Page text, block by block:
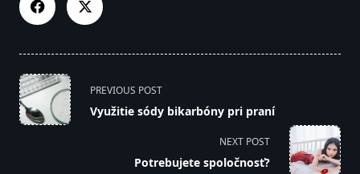
<span
class="nav-
subtitle
PREVIOUS POST
Využitie sódy bikarbóny pri praní
NEXT POST
Potrebujete spoločnosť?